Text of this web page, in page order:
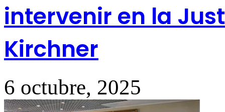
intervenir en la
Kirchner
6 octubre, 2025